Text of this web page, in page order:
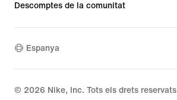
Descomptes de la comunitat
Espanya
© 2026 Nike, Inc. Tots els drets reservats